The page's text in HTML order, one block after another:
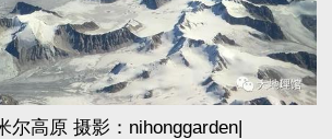
尔高原 摄影：nihonggarden|